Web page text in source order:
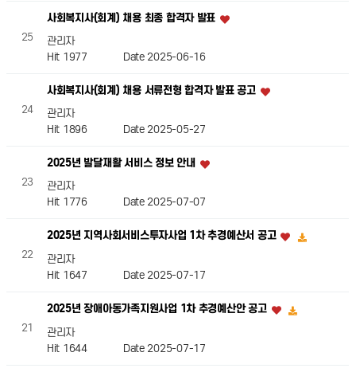
25
사회복지사(회계) 채용 최종 합격자 발표
관리자
Hit 1977 Date 2025-06-16
24
사회복지사(회계) 채용 서류전형 합격자 발표 공고
관리자
Hit 1896 Date 2025-05-27
23
2025년 발달재활 서비스 정보 안내
관리자
Hit 1776 Date 2025-07-07
22
2025년 지역사회서비스투자사업 1차 추경예산서 공고
관리자
Hit 1647 Date 2025-07-17
21
2025년 장애아동가족지원사업 1차 추경예산안 공고
관리자
Hit 1644 Date 2025-07-17